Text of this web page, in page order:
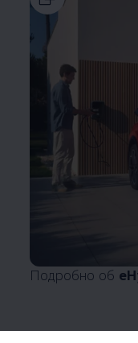
Подробно об